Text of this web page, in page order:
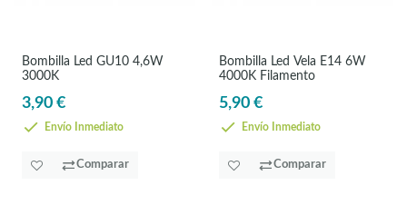
Bombilla Led GU10 4,6W
3000K
3,90 €
Envío Inmediato
Comparar
Bombilla Led Vela E14 6W
4000K Filamento
5,90 €
Envío Inmediato
Comparar